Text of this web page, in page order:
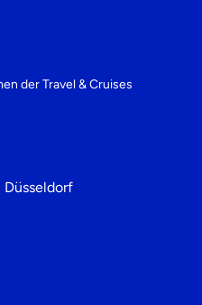
derTravel & Cruises
Düsseldorf